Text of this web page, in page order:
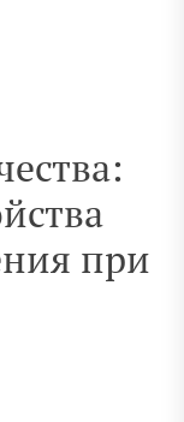
при